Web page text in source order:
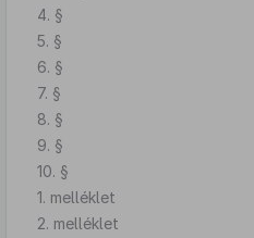
4. §
5. §
6. §
7. §
8. §
9. §
10. §
1. melléklet
2. melléklet